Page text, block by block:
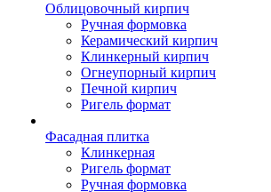
Облицовочный кирпич
Ручная формовка
Керамический кирпич
Клинкерный кирпич
Огнеупорный кирпич
Печной кирпич
Ригель формат
Фасадная плитка
Клинкерная
Ригель формат
Ручная формовка